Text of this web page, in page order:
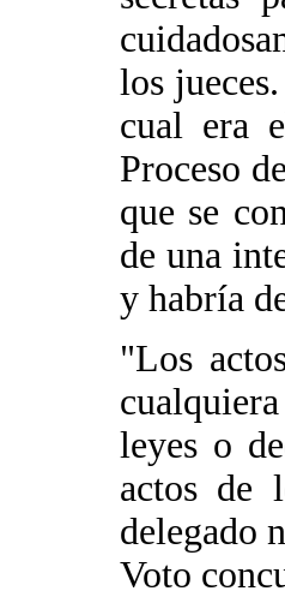
los
cual era
Proceso
que se
de una
y habría
"Los
leyes o
actos de
delegado
Voto